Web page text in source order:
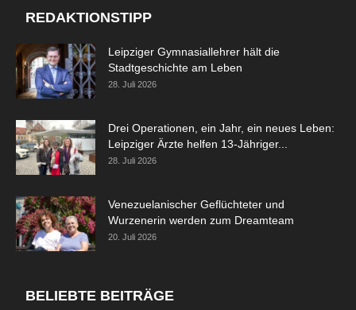
REDAKTIONSTIPP
Leipziger Gymnasiallehrer hält die
Stadtgeschichte am Leben
28. Juli 2026
Drei Operationen, ein Jahr, ein neues Leben:
Leipziger Ärzte helfen 13-Jähriger...
28. Juli 2026
Venezuelanischer Geflüchteter und
Wurzenerin werden zum Dreamteam
20. Juli 2026
BELIEBTE BEITRÄGE